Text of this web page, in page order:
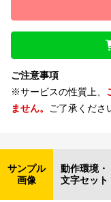
ご注意事項
※サービスの性質上、
ません。 ご了承くださ
サンプル
画像
動作環境・
文字セット